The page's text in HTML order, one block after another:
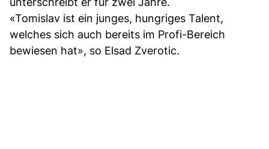
«Tomislav ist ein junges, hungriges Talent,
welches sich auch bereits im Profi-Bereich
bewiesen hat», so Elsad Zverotic.